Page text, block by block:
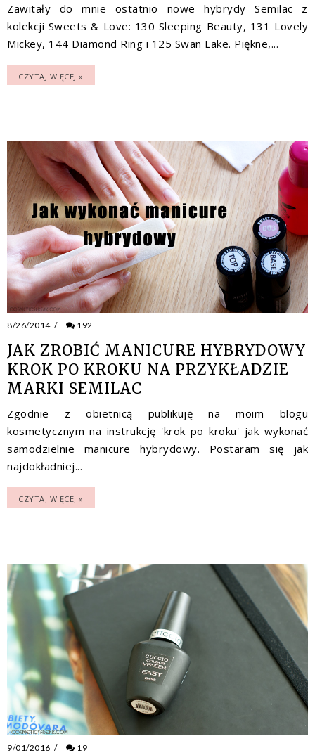
Zawitały do mnie ostatnio nowe hybrydy Semilac z
kolekcji Sweets & Love: 130 Sleeping Beauty, 131 Lovely
Mickey, 144 Diamond Ring i 125 Swan Lake. Piękne,...
CZYTAJ WIĘCEJ »
8/26/2014 / 192
JAK ZROBIĆ MANICURE HYBRYDOWY
KROK PO KROKU NA PRZYKŁADZIE
MARKI SEMILAC
Zgodnie z obietnicą publikuję na moim blogu
kosmetycznym na instrukcję 'krok po kroku' jak wykonać
samodzielnie manicure hybrydowy. Postaram się jak
najdokładniej...
CZYTAJ WIĘCEJ »
9/01/2016 / 19